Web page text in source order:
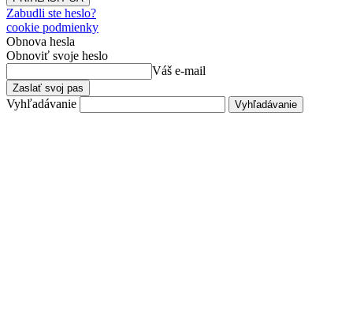
Zabudli ste heslo?
cookie podmienky
Obnova hesla
Obnoviť svoje heslo
Váš e-mail
Vyhľadávanie